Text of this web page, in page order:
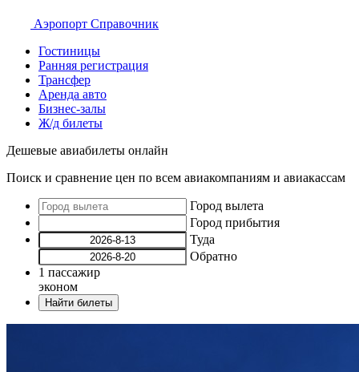
Аэропорт Справочник
Гостиницы
Ранняя регистрация
Трансфер
Аренда авто
Бизнес-залы
Ж/д билеты
Дешевые авиабилеты онлайн
Поиск и сравнение цен по всем авиакомпаниям и авиакассам
Город вылета
Город прибытия
Туда
Обратно
1 пассажир
эконом
Найти билеты